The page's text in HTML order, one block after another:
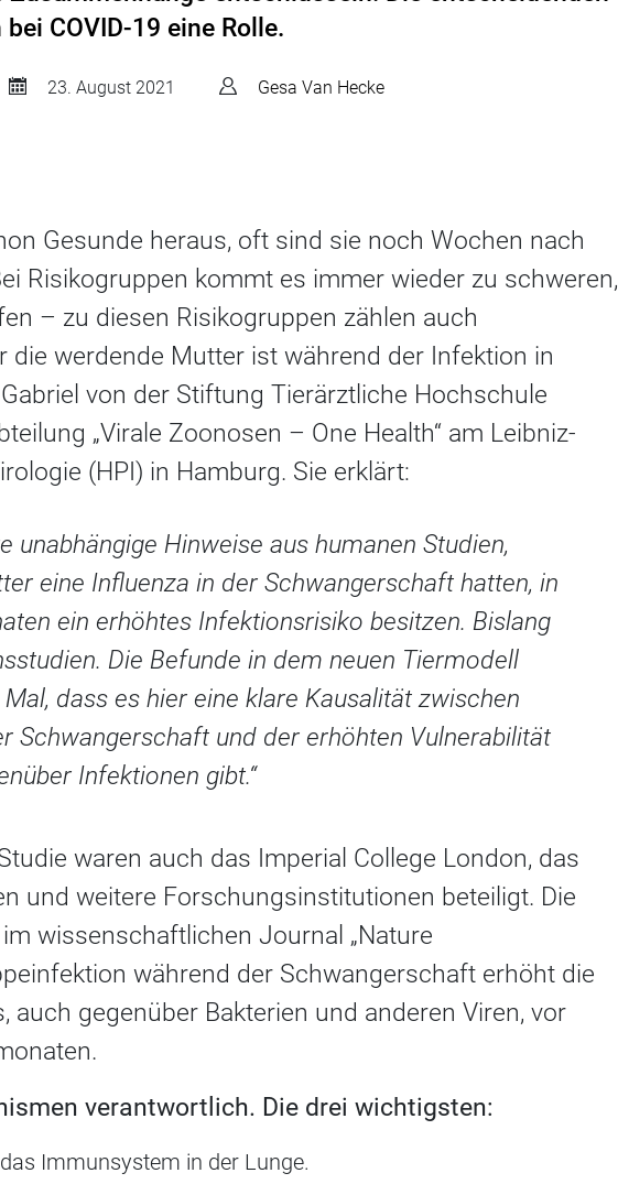
COVID-19 eine Rolle.
23. August 2021 Gesa Van Hecke
Gesunde heraus, oft sind sie noch Wochen nach
Risikogruppen kommt es immer wieder zu schweren,
– zu diesen Risikogruppen zählen auch
die werdende Mutter ist während der Infektion in
von der Stiftung Tierärztliche Hochschule
„Virale Zoonosen – One Health“ am Leibniz-
(HPI) in Hamburg. Sie erklärt:
unabhängige Hinweise aus humanen Studien,
eine Influenza in der Schwangerschaft hatten, in
ein erhöhtes Infektionsrisiko besitzen. Bislang
Die Befunde in dem neuen Tiermodell
dass es hier eine klare Kausalität zwischen
Schwangerschaft und der erhöhten Vulnerabilität
Infektionen gibt.“
waren auch das Imperial College London, das
und weitere Forschungsinstitutionen beteiligt. Die
wissenschaftlichen Journal „Nature
während der Schwangerschaft erhöht die
auch gegenüber Bakterien und anderen Viren, vor
verantwortlich. Die drei wichtigsten:
Immunsystem in der Lunge.